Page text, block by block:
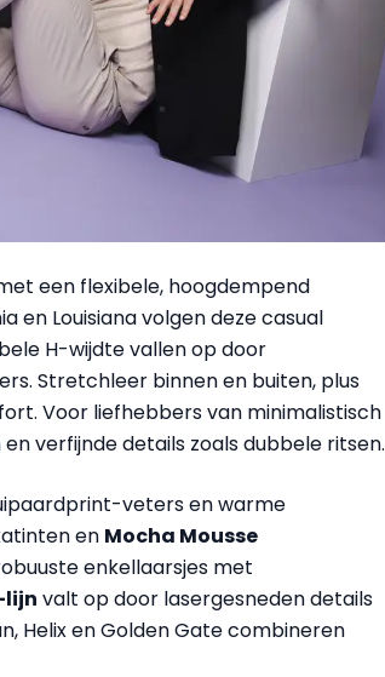
een flexibele, hoogdempend
en Louisiana volgen deze casual
H-wijdte vallen op door
Stretchleer binnen en buiten, plus
Voor liefhebbers van minimalistisch
verfijnde details zoals dubbele ritsen.
veters en warme
en Mocha Mousse
enkellaarsjes met
lijn valt op door lasergesneden details
Helix en Golden Gate combineren